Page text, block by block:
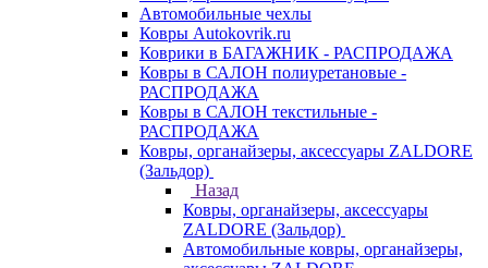
Автомобильные чехлы
Ковры Autokovrik.ru
Коврики в БАГАЖНИК - РАСПРОДАЖА
Ковры в САЛОН полиуретановые -
РАСПРОДАЖА
Ковры в САЛОН текстильные -
РАСПРОДАЖА
Ковры, органайзеры, аксессуары ZALDORE
(Зальдор)
Назад
Ковры, органайзеры, аксессуары
ZALDORE (Зальдор)
Автомобильные ковры, органайзеры,